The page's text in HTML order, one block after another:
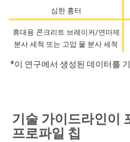
심한 흉터
휴대용 콘크리트 브레이커/연마제
분사 세척 또는 고압 물 분사 세척
*이 연구에서 생성된 데이터를
기술 가이드라인이
프로파일 칩